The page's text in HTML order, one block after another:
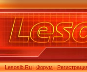
Lesosib.Ru|Форум|